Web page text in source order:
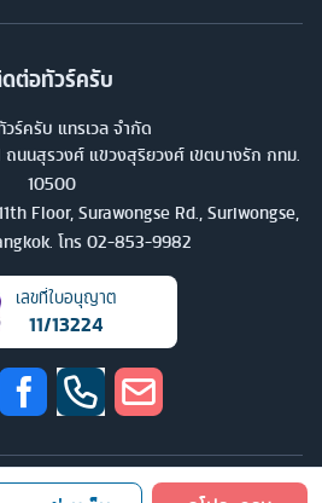
ต่อทัวร์ครับ
ร์ครับ แทรเวล จำกัด
ถนนสุรวงศ์ แขวงสุริยวงศ์ เขตบางรัก กทม.
10500
Floor, Surawongse Rd., Suriwongse,
โทร 02-853-9982
เลขที่ใบอนุญาต
11/13224
ครับ แทรเวล จำกัด สงวนลิขสิทธิ์